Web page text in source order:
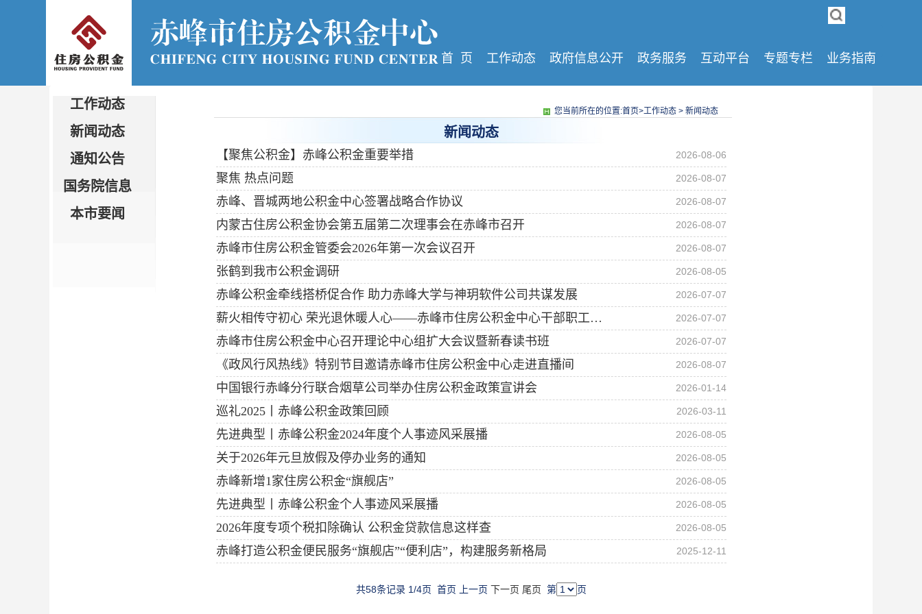
首 页 工作动态 政府信息公开 政务服务 互动平台 专题专栏 业务指南
工作动态
新闻动态
通知公告
国务院信息
本市要闻
您当前所在的位置:首页>工作动态 > 新闻动态
新闻动态
【聚焦公积金】赤峰公积金重要举措 2026-08-06
聚焦 热点问题 2026-08-07
赤峰、晋城两地公积金中心签署战略合作协议 2026-08-07
内蒙古住房公积金协会第五届第二次理事会在赤峰市召开 2026-08-07
赤峰市住房公积金管委会2026年第一次会议召开 2026-08-07
张鹤到我市公积金调研 2026-08-05
赤峰公积金牵线搭桥促合作 助力赤峰大学与神玥软件公司共谋发展 2026-07-07
薪火相传守初心 荣光退休暖人心——赤峰市住房公积金中心干部职工荣誉退休仪式温情举行 2026-07-07
赤峰市住房公积金中心召开理论中心组扩大会议暨新春读书班 2026-07-07
《政风行风热线》特别节目邀请赤峰市住房公积金中心走进直播间 2026-08-07
中国银行赤峰分行联合烟草公司举办住房公积金政策宣讲会 2026-01-14
巡礼2025丨赤峰公积金政策回顾 2026-03-11
先进典型丨赤峰公积金2024年度个人事迹风采展播 2026-08-05
关于2026年元旦放假及停办业务的通知 2026-08-05
赤峰新增1家住房公积金“旗舰店” 2026-08-05
先进典型丨赤峰公积金个人事迹风采展播 2026-08-05
2026年度专项个税扣除确认 公积金贷款信息这样查 2026-08-05
赤峰打造公积金便民服务“旗舰店”“便利店”，构建服务新格局 2025-12-11
共58条记录 1/4页 首页 上一页 下一页 尾页 第 页